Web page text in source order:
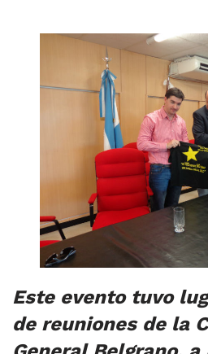
Este evento tuvo
de reuniones de la